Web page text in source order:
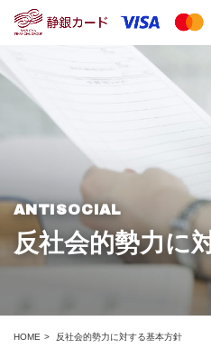
反社会的勢力に
ANTISOCIAL
HOME 反社会的勢力に対する基本方針